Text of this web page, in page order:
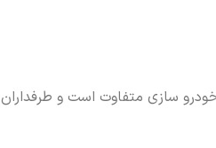
سازی متفاوت است و طرفداران